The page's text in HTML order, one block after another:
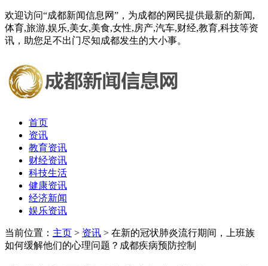
欢迎访问“成都新闻信息网”，为成都的网民提供最新的新闻,
体育,旅游,娱乐,美女,美食,女性,房产,汽车,财经,教育,科技等资
讯，助您足不出门尽知成都发生的大小事。
首页
资讯
教育资讯
财经资讯
科技生活
健康资讯
经济新闻
娱乐资讯
当前位置： 主页 > 资讯 > 在新的冠状肺炎流行期间，上班族
如何缓解他们的心理问题？成都疾病预防控制